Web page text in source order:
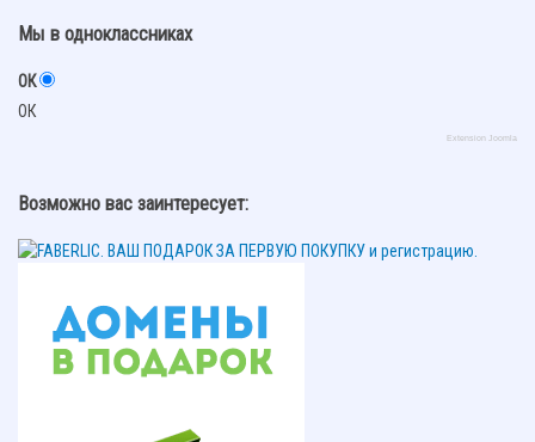
Мы в одноклассниках
ОК
ОК
Extension Joomla
Возможно вас заинтересует: